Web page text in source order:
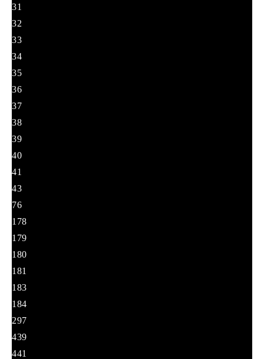
31
32
33
34
35
36
37
38
39
40
41
43
76
178
179
180
181
183
184
297
439
441